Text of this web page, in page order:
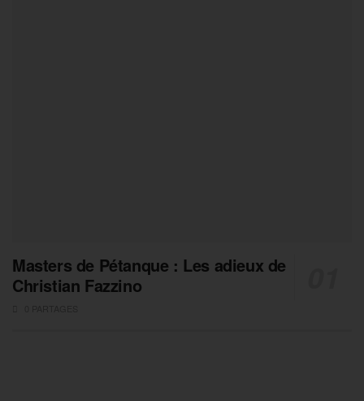
Masters de Pétanque : Les adieux de
Christian Fazzino